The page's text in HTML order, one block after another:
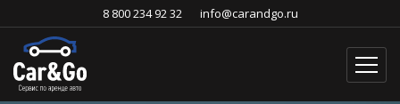
8 800 234 92 32 info@carandgo.ru